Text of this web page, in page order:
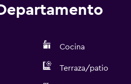
Cocina
Terraza/patio